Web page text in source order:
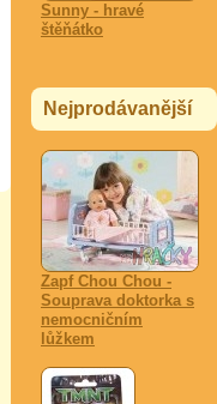
Sunny - hravé
štěňátko
Nejprodávanější
Zapf Chou Chou -
Souprava doktorka s
nemocničním
lůžkem